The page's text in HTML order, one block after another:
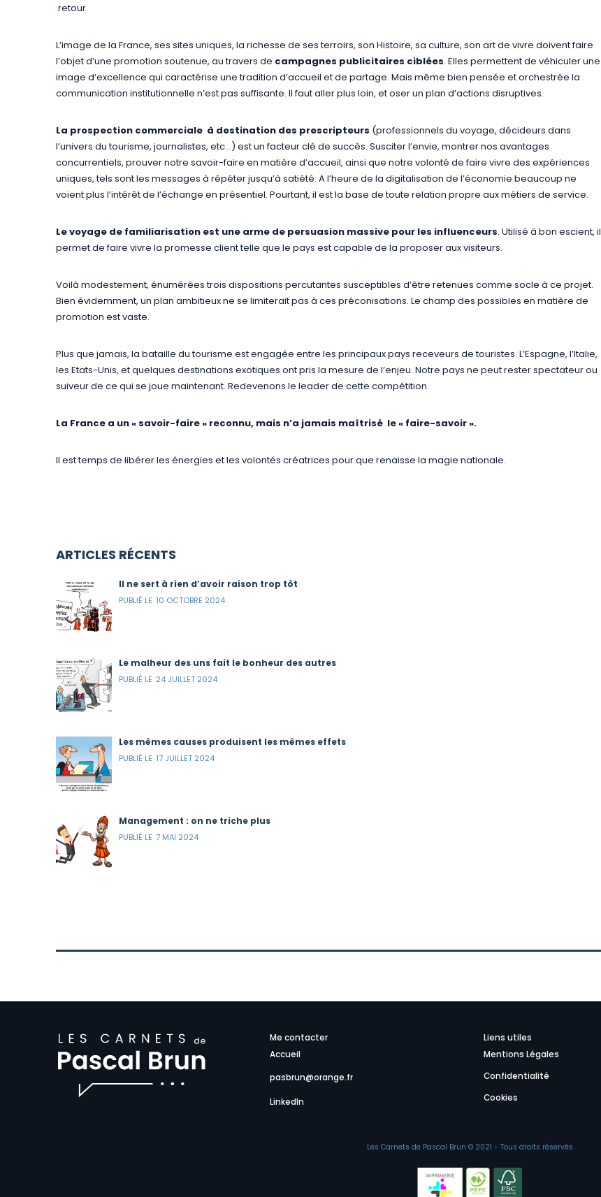
retour.
L’image de la France, ses sites uniques, la richesse de ses terroirs, son Histoire, sa culture, son art de vivre doivent faire
l’objet d’une promotion soutenue, au travers de campagnes publicitaires ciblées. Elles permettent de véhiculer une
image d’excellence qui caractérise une tradition d’accueil et de partage. Mais même bien pensée et orchestrée la
communication institutionnelle n’est pas suffisante. Il faut aller plus loin, et oser un plan d’actions disruptives.
La prospection commerciale à destination des prescripteurs (professionnels du voyage, décideurs dans
l’univers du tourisme, journalistes, etc…) est un facteur clé de succès. Susciter l’envie, montrer nos avantages
concurrentiels, prouver notre savoir-faire en matière d’accueil, ainsi que notre volonté de faire vivre des expériences
uniques, tels sont les messages à répéter jusqu’à satiété. A l’heure de la digitalisation de l’économie beaucoup ne
voient plus l’intérêt de l’échange en présentiel. Pourtant, il est la base de toute relation propre aux métiers de service.
Le voyage de familiarisation est une arme de persuasion massive pour les influenceurs. Utilisé à bon escient, il
permet de faire vivre la promesse client telle que le pays est capable de la proposer aux visiteurs.
Voilà modestement, énumérées trois dispositions percutantes susceptibles d’être retenues comme socle à ce projet.
Bien évidemment, un plan ambitieux ne se limiterait pas à ces préconisations. Le champ des possibles en matière de
promotion est vaste.
Plus que jamais, la bataille du tourisme est engagée entre les principaux pays receveurs de touristes. L’Espagne, l’Italie,
les Etats-Unis, et quelques destinations exotiques ont pris la mesure de l’enjeu. Notre pays ne peut rester spectateur ou
suiveur de ce qui se joue maintenant. Redevenons le leader de cette compétition.
La France a un « savoir-faire » reconnu, mais n’a jamais maîtrisé le « faire-savoir ».
Il est temps de libérer les énergies et les volontés créatrices pour que renaisse la magie nationale.
ARTICLES RÉCENTS
Il ne sert à rien d’avoir raison trop tôt
10 OCTOBRE 2024
Le malheur des uns fait le bonheur des autres
24 JUILLET 2024
Les mêmes causes produisent les mêmes effets
17 JUILLET 2024
Management : on ne triche plus
7 MAI 2024
Me contacter
Accueil
pasbrun@orange.fr
LinkedIn
Liens utiles
Mentions Légales
Confidentialité
Cookies
Les Carnets de Pascal Brun © 2021 - Tous droits réservés